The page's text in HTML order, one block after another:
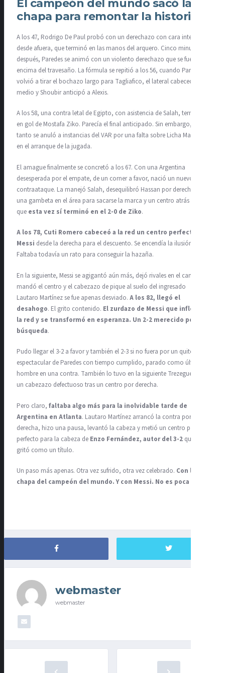
El campeón del mundo sacó la
chapa para remontar la historia
A los 47, Rodrigo De Paul probó con un derechazo con cara interna
desde afuera, que terminó en las manos del arquero. Cinco minutos
después, Paredes se animó con un violento derechazo que se fue por
encima del travesaño. La fórmula se repitió a los 56, cuando Paredes
volvió a tirar el bochazo largo para Tagliafico, el lateral cabeceó al
medio y Shoubir anticipó a Alexis.
A los 58, una contra letal de Egipto, con asistencia de Salah, terminó
en gol de Mostafa Ziko. Parecía el final anticipado. Sin embargo, el
tanto se anuló a instancias del VAR por una falta sobre Licha Martínez
en el arranque de la jugada.
El amague finalmente se concretó a los 67. Con una Argentina
desesperada por el empate, de un corner a favor, nació un nuevo
contraataque. La manejó Salah, desequilibró Hassan por derecha con
una gambeta en el área para sacarse la marca y un centro atrás
que esta vez sí terminó en el 2-0 de Ziko.
A los 78, Cuti Romero cabeceó a la red un centro perfecto de
Messi desde la derecha para el descuento. Se encendía la ilusión.
Faltaba todavía un rato para conseguir la hazaña.
En la siguiente, Messi se agigantó aún más, dejó rivales en el camino,
mandó el centro y el cabezazo de pique al suelo del ingresado
Lautaro Martínez se fue apenas desviado. A los 82, llegó el
desahogo. El grito contenido. El zurdazo de Messi que infló en
la red y se transformó en esperanza. Un 2-2 merecido por la
búsqueda.
Pudo llegar el 3-2 a favor y también el 2-3 si no fuera por un quite
espectacular de Paredes con tiempo cumplido, parado como último
hombre en una contra. También lo tuvo en la siguiente Trezeguet, con
un cabezazo defectuoso tras un centro por derecha.
Pero claro, faltaba algo más para la inolvidable tarde de
Argentina en Atlanta. Lautaro Martínez arrancó la contra por
derecha, hizo una pausa, levantó la cabeza y metió un centro pasado
perfecto para la cabeza de Enzo Fernández, autor del 3-2 que se
gritó como un título.
Un paso más apenas. Otra vez sufrido, otra vez celebrado. Con la
chapa del campeón del mundo. Y con Messi. No es poca cosa
webmaster
webmaster